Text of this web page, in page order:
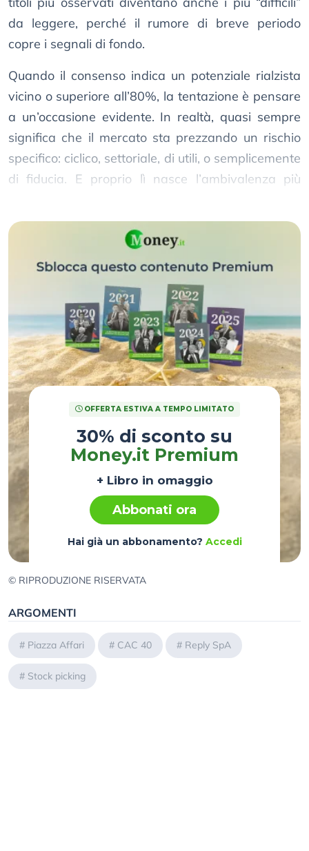
da leggere, perché il rumore di breve periodo
copre i segnali di fondo.
Quando il consenso indica un potenziale rialzista
vicino o superiore all’80%, la tentazione è pensare
a un’occasione evidente. In realtà, quasi sempre
significa che il mercato sta prezzando un rischio
specifico: ciclico, settoriale, di utili, o semplicemente
di fiducia. E proprio lì nasce l’ambivalenza più
OFFERTA ESTIVA A TEMPO LIMITATO
30% di sconto su
Money.it Premium
+ Libro in omaggio
Abbonati ora
Hai già un abbonamento? Accedi
© RIPRODUZIONE RISERVATA
ARGOMENTI
# Piazza Affari # CAC 40 # Reply SpA
# Stock picking